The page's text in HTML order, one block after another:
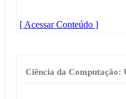
[ Acessar Conteúdo ]
Ciência da Computação: